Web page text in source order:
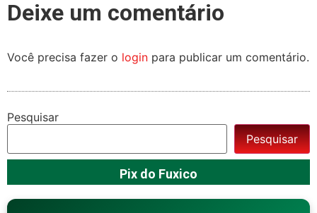
Deixe um comentário
Você precisa fazer o login para publicar um comentário.
Pesquisar
Pesquisar
Pix do Fuxico